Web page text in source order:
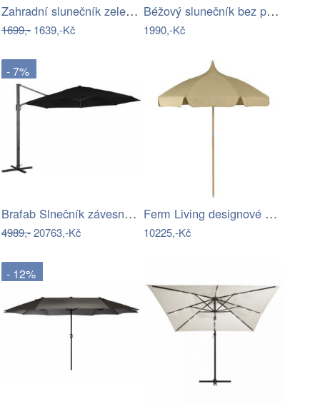
Zahradní slunečník zelený kruhový…
1699,- 1639,-Kč
Béžový slunečník bez podstavce Bonami…
1990,-Kč
- 7%
Brafab Slnečník závesný FIESOLE -…
4989,-20763,-Kč
Ferm Living designové slunečníky Lull…
10225,-Kč
- 12%